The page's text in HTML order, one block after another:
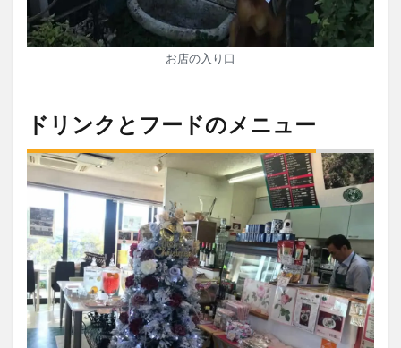
お店の入り口
ドリンクとフードのメニュー